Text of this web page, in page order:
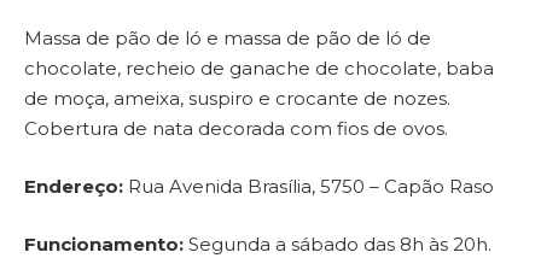
Massa de pão de ló e massa de pão de ló de
chocolate, recheio de ganache de chocolate, baba
de moça, ameixa, suspiro e crocante de nozes.
Cobertura de nata decorada com fios de ovos.
Endereço: Rua Avenida Brasília, 5750 – Capão Raso
Funcionamento: Segunda a sábado das 8h às 20h.